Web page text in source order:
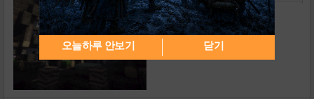
동부지역
조회수 : 545
오늘하루 안보기 닫기